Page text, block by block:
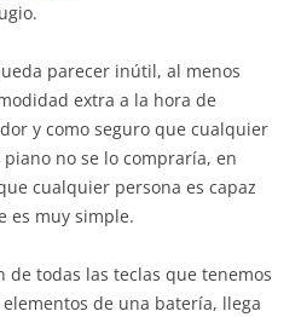
parecer inútil, al menos
extra a la hora de
y como seguro que cualquier
no se lo compraría, en
cualquier persona es capaz
es muy simple.
de todas las teclas que tenemos
de una batería, llega